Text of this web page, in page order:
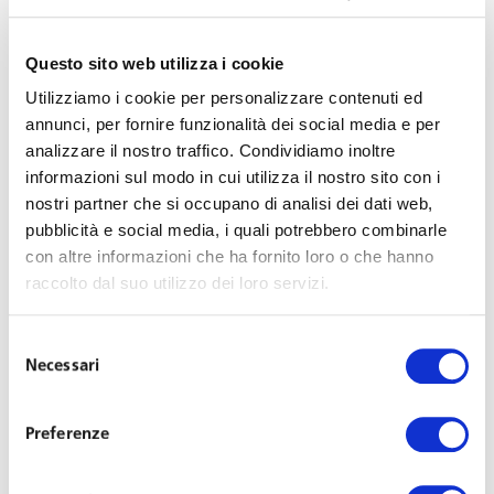
Questo sito web utilizza i cookie
Utilizziamo i cookie per personalizzare contenuti ed
annunci, per fornire funzionalità dei social media e per
analizzare il nostro traffico. Condividiamo inoltre
informazioni sul modo in cui utilizza il nostro sito con i
nostri partner che si occupano di analisi dei dati web,
pubblicità e social media, i quali potrebbero combinarle
con altre informazioni che ha fornito loro o che hanno
raccolto dal suo utilizzo dei loro servizi.
delNecessari
Preferenze
autorizzato – sarà effettuata entro i limiti di durata
salvo diversi limiti stabiliti dagli accordi aziendali o
di gruppo.
Aggiunto un comma all’articolo 41 CCNL in
materia di lavoratori sottoposti a procedimento
penale, per cui, su richiesta del lavoratore
allontanato dal servizio per motivi cautelari a
seguito di procedimento penale per fatti estranei
effettuare un colloquio ed udire la posizione del
dipendente.
estendono garanzie e tutele nei confronti dei